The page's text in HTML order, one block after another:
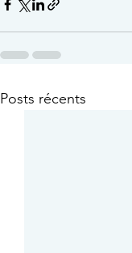
Posts récents